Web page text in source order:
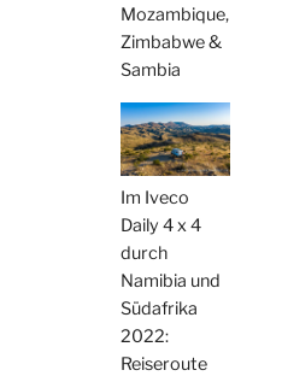
Mozambique,
Zimbabwe &
Sambia
Im Iveco
Daily 4 x 4
durch
Namibia und
Südafrika
2022:
Reiseroute